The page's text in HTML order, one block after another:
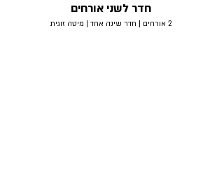
חדר לשני אורחים
2 אורחים | חדר שינה אחד | מיטה זוגית